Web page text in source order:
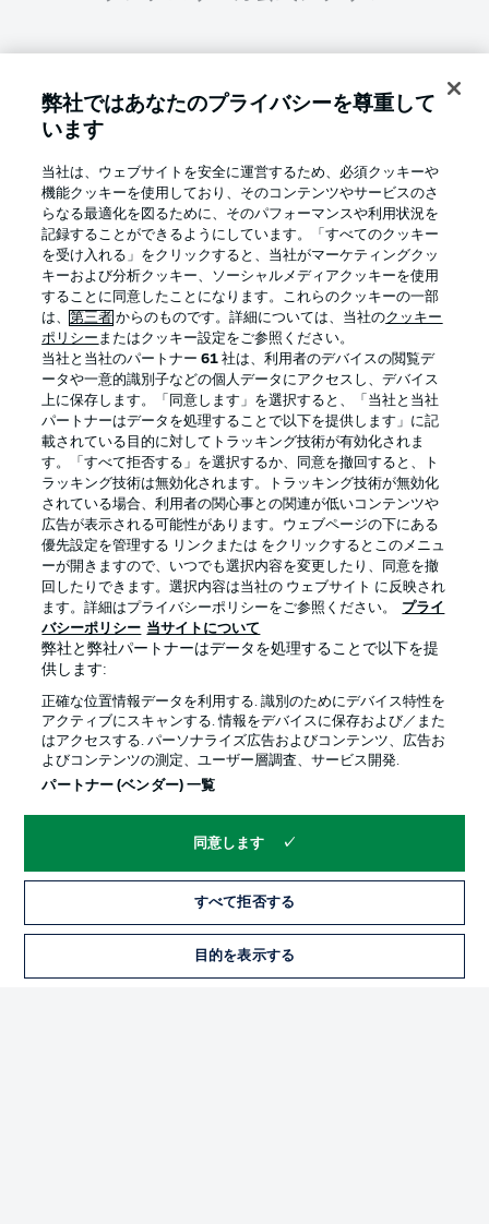
ファンタジー・マネジャー
言語をお選びください
日本語 Display Mode
ログイン
Football as it's meant to be
BUNDESLIGA APP
Official Partners
プライバシー・ポリシー 優先設定を管理する
弊社ではあなたのプライバシーを尊重して
います
当社は、ウェブサイトを安全に運営するため、必須クッキーや
機能クッキーを使用しており、そのコンテンツやサービスのさ
らなる最適化を図るために、そのパフォーマンスや利用状況を
記録することができるようにしています。「すべてのクッキー
を受け入れる」をクリックすると、当社がマーケティングクッ
キーおよび分析クッキー、ソーシャルメディアクッキーを使用
することに同意したことになります。これらのクッキーの一部
は、第三者 からのものです。詳細については、当社のクッキー
ポリシー またはクッキー設定をご参照ください。
当社と当社のパートナー61 社は、利用者のデバイスの閲覧デ
ータや一意的識別子などの個人データにアクセスし、デバイス
上に保存します。「同意します」を選択すると、「当社と当社
パートナーはデータを処理することで以下を提供します」に記
載されている目的に対してトラッキング技術が有効化されま
す。「すべて拒否する」を選択するか、同意を撤回すると、ト
ラッキング技術は無効化されます。トラッキング技術が無効化
されている場合、利用者の関心事との関連が低いコンテンツや
広告が表示される可能性があります。ウェブページの下にある
優先設定を管理する リンクまたは をクリックするとこのメニュ
ーが開きますので、いつでも選択内容を変更したり、同意を撤
回したりできます。選択内容は当社の ウェブサイト に反映され
ます。詳細はプライバシーポリシーをご参照ください。
プライ
バシーポリシー 当サイトについて
弊社と弊社パートナーはデータを処理することで以下を提
供します:
正確な位置情報データを利用する. 識別のためにデバイス特性を
アクティブにスキャンする. 情報をデバイスに保存および／また
はアクセスする. パーソナライズ広告およびコンテンツ、広告お
よびコンテンツの測定、ユーザー層調査、サービス開発.
パートナー (ベンダー) 一覧
同意します
すべて拒否する
目的を表示する